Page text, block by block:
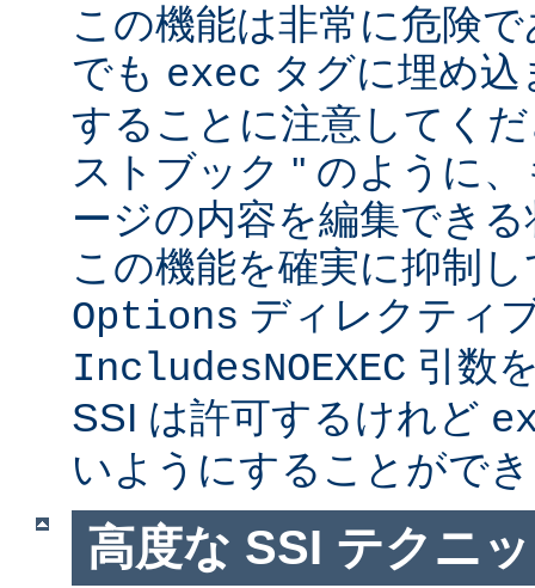
この機能は非常に危険
でも exec タグに埋め
することに注意してく
ストブック '' のように
ージの内容を編集でき
この機能を確実に抑制
Options ディレクティ
IncludesNOEXEC 引数
SSI は許可するけれど
いようにすることがで
高度な SSI テクニ